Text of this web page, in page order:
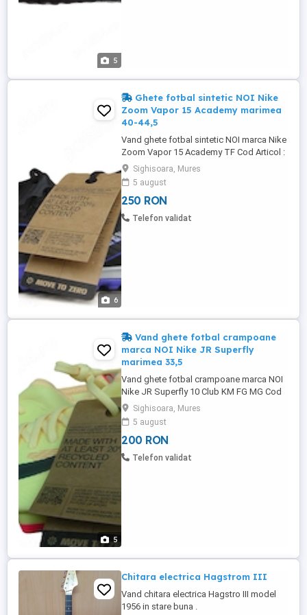
5
6
Ghete fotbal sintetic NOI Nike
Zoom Vapor 15 Academy marimea
40-44,5
Vand ghete fotbal sintetic NOI marca Nike
Zoom Vapor 15 Academy TF Cod Articol :
2 Marimi disponibile : -40 (EUR 40 UK 6
.US 7) Interiorul masoara 25 cm -40,5 (
EUR 40,5 UK 6,5 US 7,5 ) Interiorul
masoara 25,5 cm -43 ( EUR 43 ,UK 8,5 US
9,5 ) Interiorul masoara 27,5 cm -44 ( EUR
Sighisoara, Mures
5 august
250 RON
Telefon validat
5
Vand ghete fotbal crampoane
marca NOI Nike JR Superfly
marimea 33,5
Vand ghete fotbal crampoane marca NOI
Nike JR Superfly 10 Club KM FG MG Cod
Articol ;130 Marimi Disponibile: -33,5 (EUR
33,5 . UK 1,5 .US 2Y .)Interiorul masoara 21
cm. Ghetele sunt NOI & Originale,ambalate
in cutia Originala. La achiziționarea a doua
perechi de ghete transportul este gratuit !
Sighisoara, Mures
5 august
200 RON
Telefon validat
Chitara electrica Hagstrom III
Vand chitara electrica Hagstro III model
1956 in stare buna .